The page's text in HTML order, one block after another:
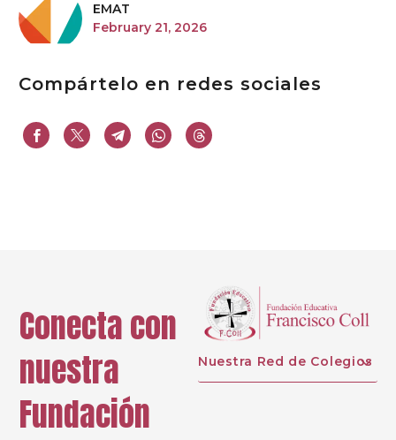
EMAT
February 21, 2026
Compártelo en redes sociales
Conecta con
nuestra
Fundación
Nuestra Red de Colegios